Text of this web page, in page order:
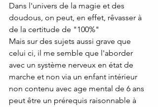
Dans l'univers de la magie et des
doudous, on peut, en effet, rêvasser à
de la certitude de "100%"
Mais sur des sujets aussi grave que
celui ci, il me semble que l'aborder
avec un système nerveux en état de
marche et non via un enfant intérieur
non contenu avec age mental de 6 ans
peut être un prérequis raisonnable à